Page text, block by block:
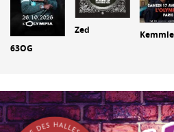
63OG
Zed